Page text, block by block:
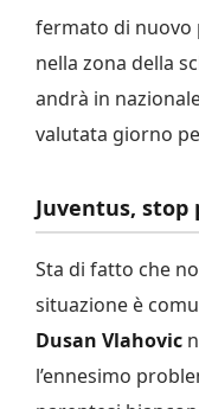
fermato di nuovo
nella zona della
andrà in
valutata giorno
Juventus, stop
Sta di fatto che
situazione è
Dusan Vlahovic
l’ennesimo